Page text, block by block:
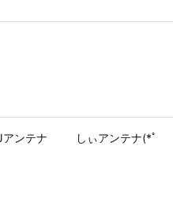
ンテナ しぃアンテナ(*ﾟ